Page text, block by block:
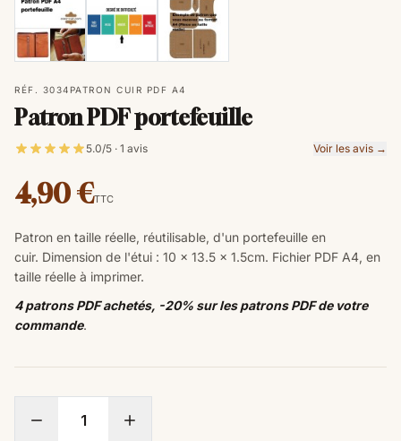
RÉF. 3034 PATRON CUIR PDF A4
Patron PDF portefeuille
5.0/5 · 1 avis Voir les avis →
4,90 €TTC
Patron en taille réelle, réutilisable, d'un portefeuille en
cuir. Dimension de l'étui : 10 x 13.5 x 1.5cm. Fichier PDF A4, en
taille réelle à imprimer.
4 patrons PDF achetés, -20% sur les patrons PDF de votre
commande.